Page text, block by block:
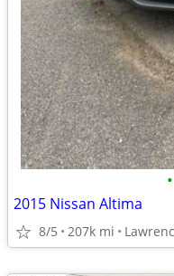
•
2015 Nissan Altima
8/5 207k mi